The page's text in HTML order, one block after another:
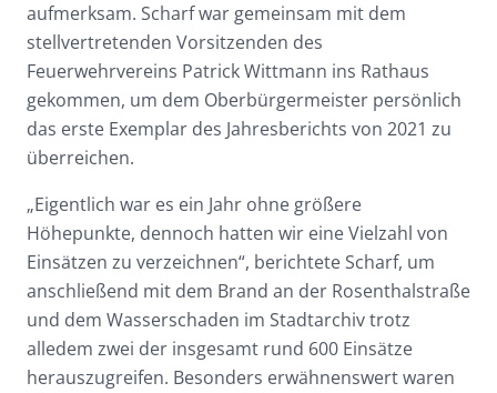
aufmerksam. Scharf war gemeinsam mit dem
stellvertretenden Vorsitzenden des
Feuerwehrvereins Patrick Wittmann ins Rathaus
gekommen, um dem Oberbürgermeister persönlich
das erste Exemplar des Jahresberichts von 2021 zu
überreichen.
„Eigentlich war es ein Jahr ohne größere
Höhepunkte, dennoch hatten wir eine Vielzahl von
Einsätzen zu verzeichnen“, berichtete Scharf, um
anschließend mit dem Brand an der Rosenthalstraße
und dem Wasserschaden im Stadtarchiv trotz
alledem zwei der insgesamt rund 600 Einsätze
herauszugreifen. Besonders erwähnenswert waren